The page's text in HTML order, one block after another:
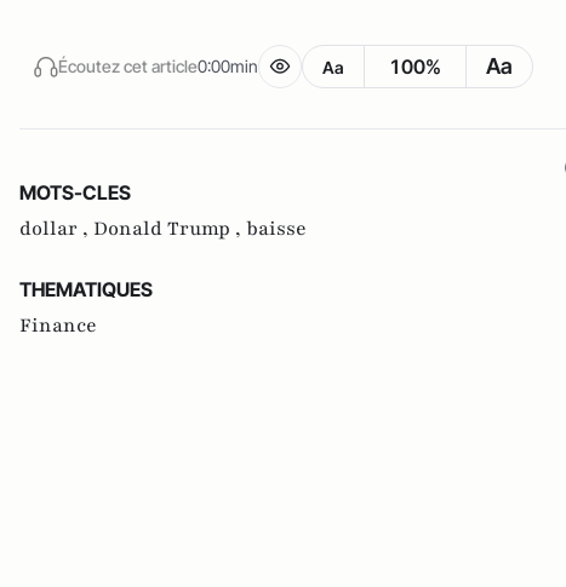
Écoutez cet article0:00min Aa 100% Aa
MOTS-CLES
dollar , Donald Trump , baisse
THEMATIQUES
Finance